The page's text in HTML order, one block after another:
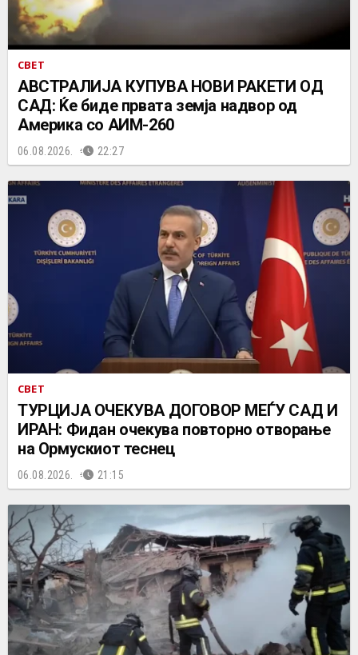
СВЕТ
АВСТРАЛИЈА КУПУВА НОВИ РАКЕТИ ОД
САД: Ќе биде првата земја надвор од
Америка со АИМ-260
06.08.2026. 22:27
СВЕТ
ТУРЦИЈА ОЧЕКУВА ДОГОВОР МЕЃУ САД И
ИРАН: Фидан очекува повторно отворање
на Ормускиот теснец
06.08.2026. 21:15